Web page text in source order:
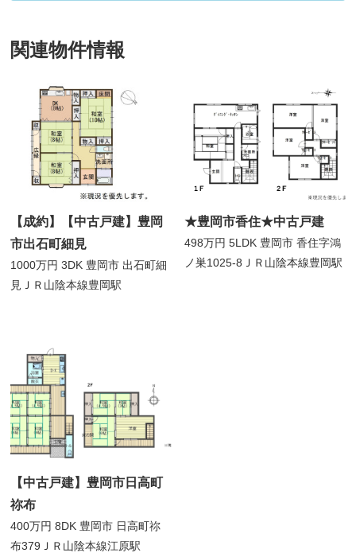
関連物件情報
【成約】【中古戸建】豊岡
市出石町細見
1000万円3DK 豊岡市 出石町細
見 ＪＲ山陰本線豊岡駅
★豊岡市香住★中古戸建
498万円5LDK 豊岡市 香住字鴻
ノ巣1025-8 ＪＲ山陰本線豊岡駅
【中古戸建】豊岡市日高町
祢布
400万円8DK 豊岡市 日高町祢
布379 ＪＲ山陰本線江原駅